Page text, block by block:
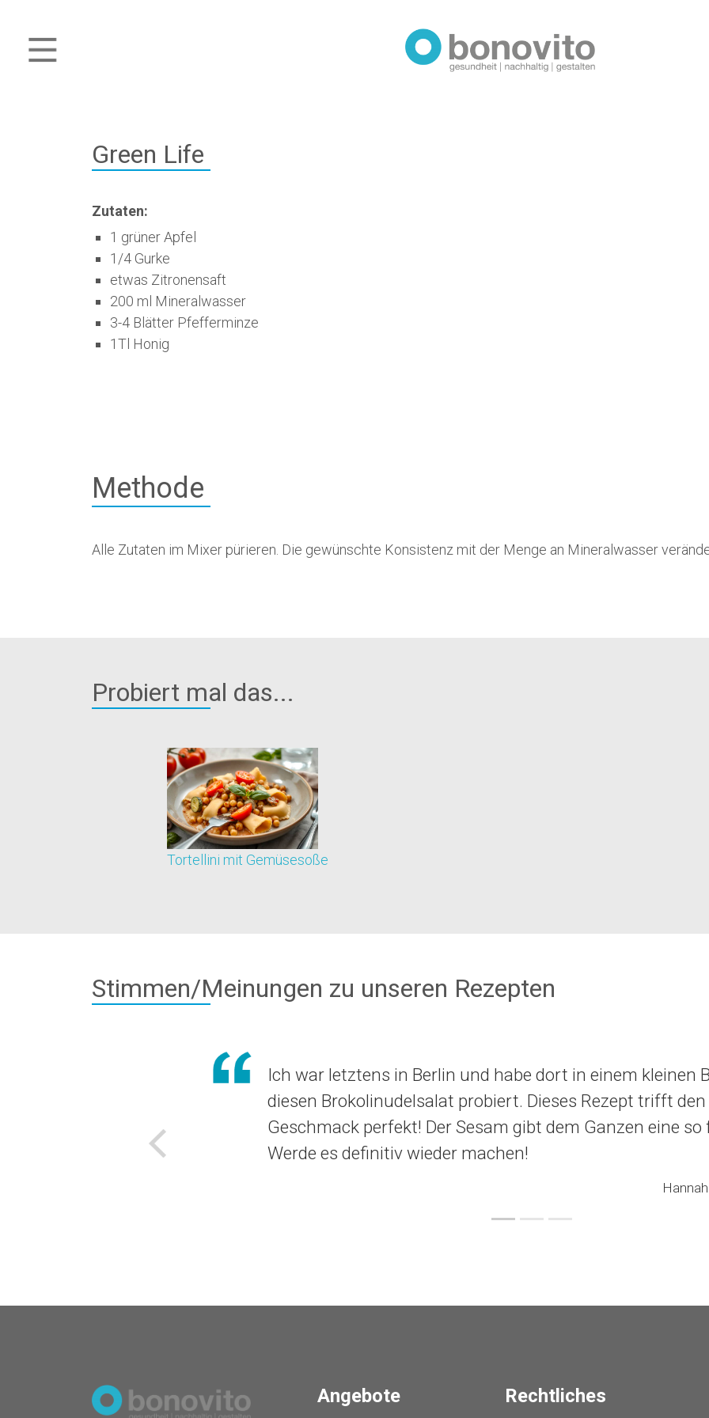
Green Life
Zutaten:
1 grüner Apfel
1/4 Gurke
etwas Zitronensaft
200 ml Mineralwasser
3-4 Blätter Pfefferminze
1Tl Honig
Methode
Alle Zutaten im Mixer pürieren. Die gewünschte Konsistenz mit der Menge an Mineralwasser
Probiert mal das...
Tortellini mit Gemüsesoße
Stimmen/Meinungen zu unseren Rezepten
Ich war letztens in Berlin und habe dort in einem kleinen
diesen Brokolinudelsalat probiert. Dieses Rezept trifft den
Geschmack perfekt! Der Sesam gibt dem Ganzen eine so
Werde es definitiv wieder machen!
Voriges
Angebote Rechtliches